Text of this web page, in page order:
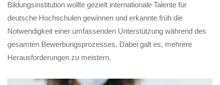
Bildungsinstitution wollte gezielt internationale Talente für
deutsche Hochschulen gewinnen und erkannte früh die
Notwendigkeit einer umfassenden Unterstützung während des
gesamten Bewerbungsprozesses. Dabei galt es, mehrere
Herausforderungen zu meistern.